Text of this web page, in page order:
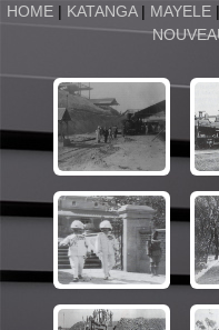
HOME | KATANGA| MAYELE|